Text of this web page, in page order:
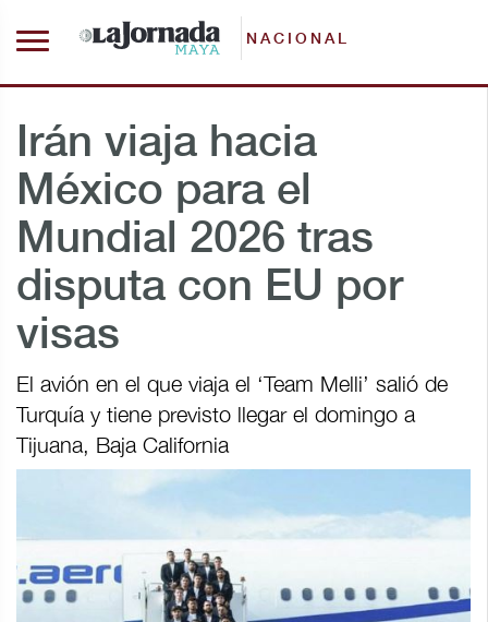
NACIONAL
Irán viaja hacia
México para el
Mundial 2026 tras
disputa con EU por
visas
El avión en el que viaja el ‘Team Melli’ salió de
Turquía y tiene previsto llegar el domingo a
Tijuana, Baja California